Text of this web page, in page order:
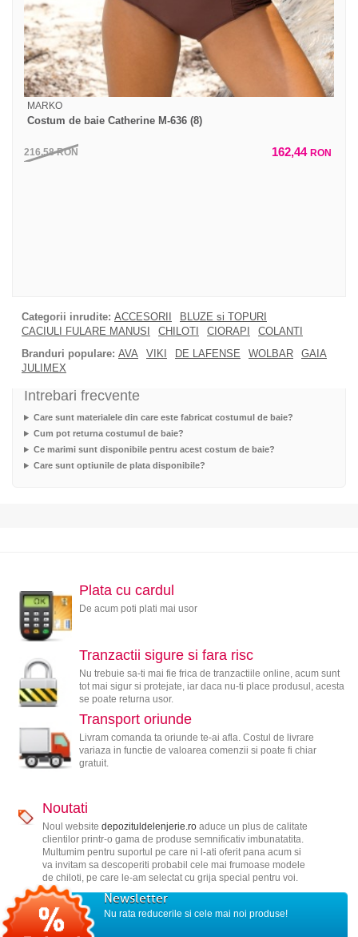
MARKO
Costum de baie Catherine M-636 (8)
216,58RON 162,44 RON
Categorii inrudite: ACCESORII
BLUZE si TOPURI
CACIULI FULARE MANUSI
CHILOTI CIORAPI
COLANTI
Branduri populare: AVA VIKI DE LAFENSE WOLBAR
GAIA
JULIMEX
Intrebari frecvente
Care sunt materialele din care este fabricat costumul de baie?
Cum pot returna costumul de baie?
Ce marimi sunt disponibile pentru acest costum de baie?
Care sunt optiunile de plata disponibile?
Plata cu cardul
De acum poti plati mai usor
Tranzactii sigure si fara risc
Nu trebuie sa-ti mai fie frica de tranzactiile online, acum sunt
tot mai sigur si protejate, iar daca nu-ti place produsul, acesta
se poate returna usor.
Transport oriunde
Livram comanda ta oriunde te-ai afla. Costul de livrare
variaza in functie de valoarea comenzii si poate fi chiar
gratuit.
Noutati
Noul website depozituldelenjerie.roaduce un plus de calitate
clientilor printr-o gama de produse semnificativ imbunatatita.
Multumim pentru suportul pe care ni l-ati oferit pana acum si
va invitam sa descoperiti probabil cele mai frumoase modele
de chiloti, pe care le-am selectat cu grija special pentru voi.
Newsletter
Nu rata reducerile si cele mai noi produse!